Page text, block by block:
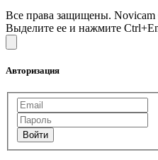
Все права защищены.
Выделите ее и нажмите
Авторизация